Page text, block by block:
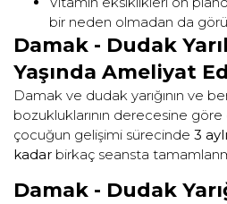
bir neden olmadan da
Damak - Dudak
Yaşında Ameliyat
Damak ve dudak yarığının ve
bozukluklarının derecesine
çocuğun gelişimi sürecinde 3
kadar birkaç seansta
Damak - Dudak